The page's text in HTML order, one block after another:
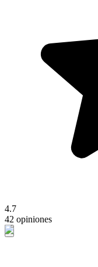
4.7
42 opiniones